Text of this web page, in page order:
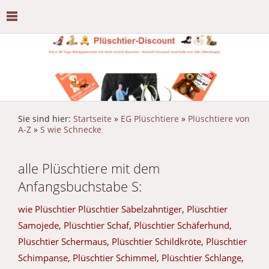
Sie sind hier: Startseite » EG Plüschtiere » Plüschtiere von
A-Z » S wie Schnecke
alle Plüschtiere mit dem
Anfangsbuchstabe S:
wie Plüschtier Plüschtier Säbelzahntiger, Plüschtier
Samojede, Plüschtier Schaf, Plüschtier Schäferhund,
Plüschtier Schermaus, Plüschtier Schildkröte, Plüschtier
Schimpanse, Plüschtier Schimmel, Plüschtier Schlange,